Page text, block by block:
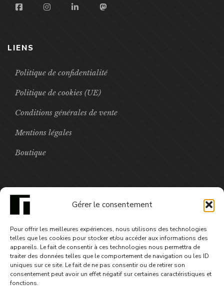
Gérer le consentement
Pour offrir les meilleures expériences, nous utilisons des technologies
telles que les cookies pour stocker et/ou accéder aux informations des
appareils. Le fait de consentir à ces technologies nous permettra de
traiter des données telles que le comportement de navigation ou les ID
uniques sur ce site. Le fait de ne pas consentir ou de retirer son
consentement peut avoir un effet négatif sur certaines caractéristiques et
fonctions.
LIENS
Politique de confidentialité
Politique de cookies (UE)
Conditions générales de vente
Mentions légales
Boutique
25,00€